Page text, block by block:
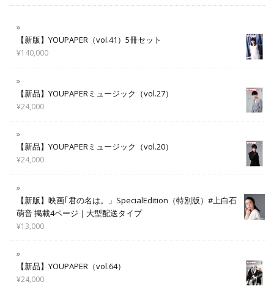
【新版】YOUPAPER（vol.41）5冊セット
¥140,000
【新品】YOUPAPERミュージック（vol.27）
¥24,000
【新品】YOUPAPERミュージック（vol.20）
¥24,000
【新版】映画｢君の名は。」SpecialEdition（特別版）#上白石
萌音 掲載4ページ｜大型配送タイプ
¥13,000
【新品】YOUPAPER（vol.64）
¥24,000